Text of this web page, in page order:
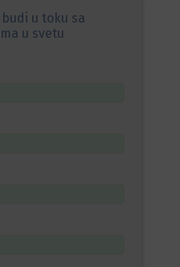
u toku sa
u svetu